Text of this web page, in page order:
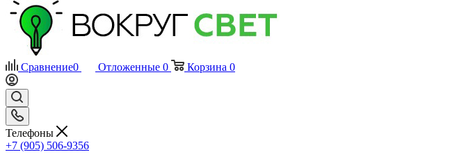
Сравнение0 Отложенные 0 Корзина 0
Телефоны
+7 (905) 506-9356